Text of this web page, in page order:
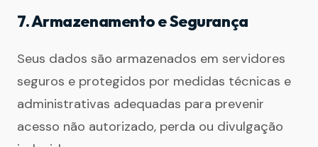
7. Armazenamento e Segurança
Seus dados são armazenados em servidores
seguros e protegidos por medidas técnicas e
administrativas adequadas para prevenir
acesso não autorizado, perda ou divulgação